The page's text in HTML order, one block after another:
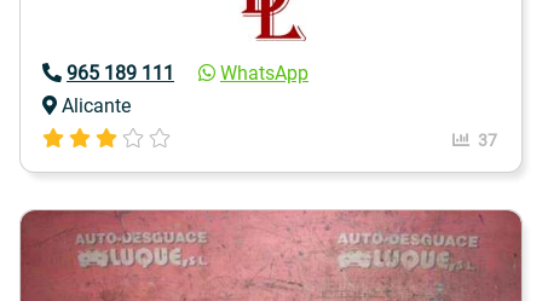
965 189 111
WhatsApp
Alicante
37